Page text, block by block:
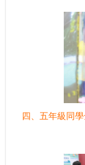
四、五年級同